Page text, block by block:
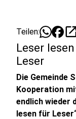
Teilen:
Leser
Leser
Die Gemeinde
Kooperation
endlich wieder
lesen für